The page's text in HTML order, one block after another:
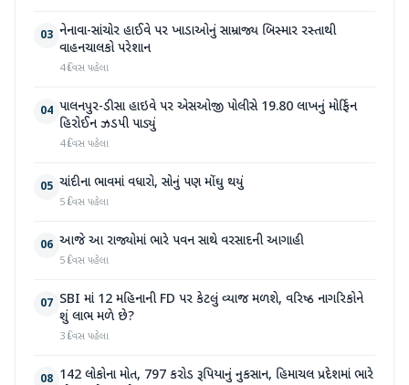
03 નેનાવા-સાંચોર હાઈવે પર ખાડાઓનું સામ્રાજ્ય બિસ્માર રસ્તાથી
વાહનચાલકો પરેશાન
4 દિવસ પહેલા
04 પાલનપુર-ડીસા હાઇવે પર એસઓજી પોલીસે 19.80 લાખનું મોર્ફિન
હિરોઈન ઝડપી પાડ્યું
4 દિવસ પહેલા
05 ચાંદીના ભાવમાં વધારો, સોનું પણ મોંઘુ થયું
5 દિવસ પહેલા
06 આજે આ રાજ્યોમાં ભારે પવન સાથે વરસાદની આગાહી
5 દિવસ પહેલા
07 SBI માં 12 મહિનાની FD પર કેટલું વ્યાજ મળશે, વરિષ્ઠ નાગરિકોને
શું લાભ મળે છે?
3 દિવસ પહેલા
08 142 લોકોના મોત, 797 કરોડ રૂપિયાનું નુકસાન, હિમાચલ પ્રદેશમાં ભારે